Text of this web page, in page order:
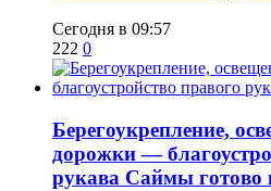
Сегодня в 09:57
222 0
Берегоукрепление,
дорожки —
рукава Саймы готово